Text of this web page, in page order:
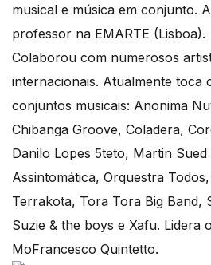
musical e música em conjunto.
professor na EMARTE (Lisboa).
Colaborou com numerosos
internacionais. Atualmente toca
conjuntos musicais: Anonima
Chibanga Groove, Coladera,
Danilo Lopes 5teto, Martin
Assintomática, Orquestra
Terrakota, Tora Tora Big Band,
Suzie & the boys e Xafu. Lidera
MoFrancesco Quintetto.